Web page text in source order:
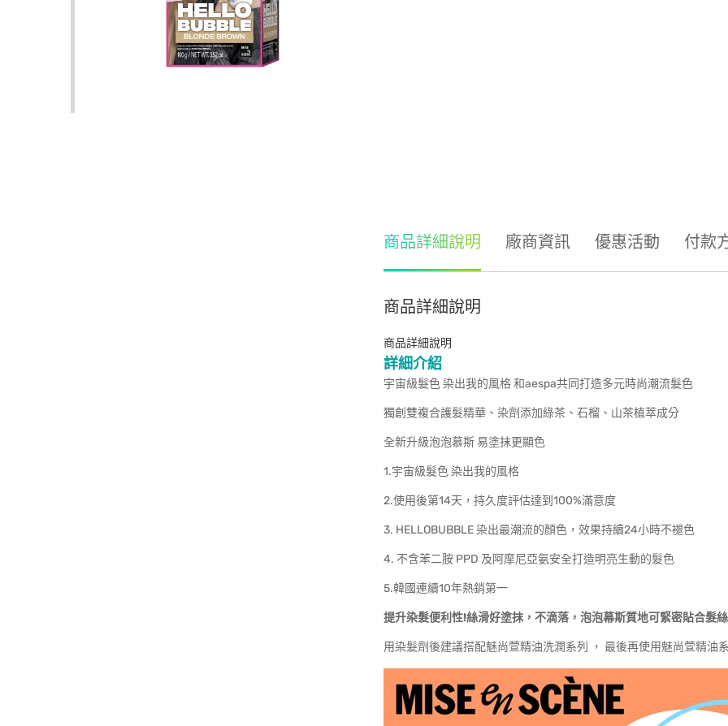
商品詳細說明 廠商資訊 優惠活動 付款
商品詳細說明
商品詳細說明
詳細介紹
宇宙級髮色 染出我的風格 和aespa共同打造多元時尚潮流髮色
獨創雙複合護髮精華、染劑添加綠茶、石榴、山茶植萃成分
全新升級泡泡慕斯 易塗抹更顯色
1.宇宙級髮色 染出我的風格
2.使用後第14天，持久度評估達到100%滿意度
3. HELLOBUBBLE 染出最潮流的顏色，效果持續24小時不褪色
4. 不含苯二胺 PPD 及阿摩尼亞氨安全打造明亮生動的髮色
5.韓國連續10年熱銷第一
提升染髮便利性!絲滑好塗抹，不滴落，泡泡幕斯質地可緊密貼合髮絲
用染髮劑後建議搭配魅尚萱精油洗潤系列 ， 最後再使用魅尚萱精油